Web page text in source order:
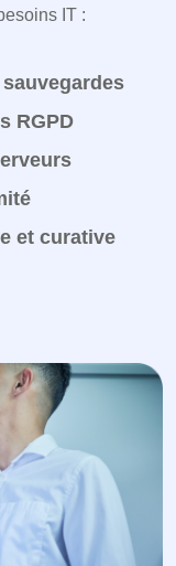
IT :
RGPD
et curative